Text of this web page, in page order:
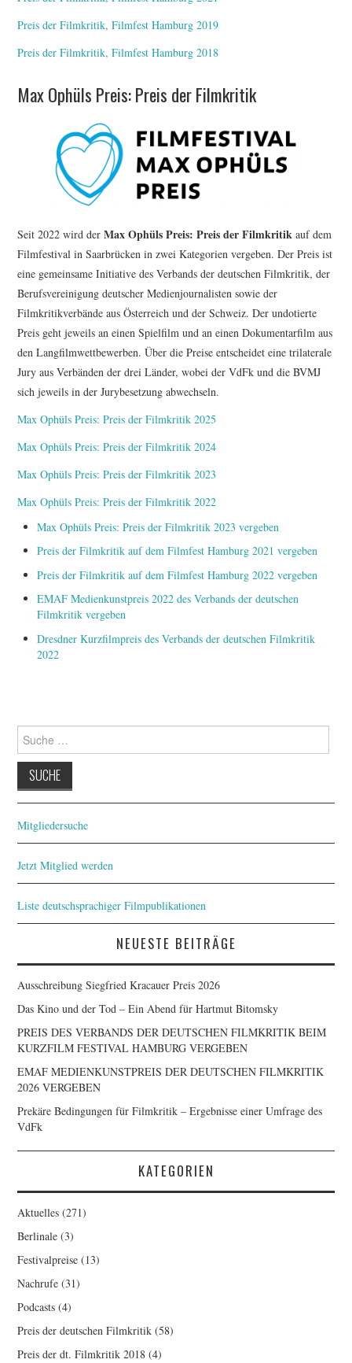
Preis der Filmkritik, Filmfest Hamburg 2019
Preis der Filmkritik, Filmfest Hamburg 2018
Max Ophüls Preis: Preis der Filmkritik
Seit 2022 wird derMax Ophüls Preis: Preis der Filmkritik auf dem
Filmfestival in Saarbrücken in zwei Kategorien vergeben. Der Preis ist
eine gemeinsame Initiative des Verbands der deutschen Filmkritik, der
Berufsvereinigung deutscher Medienjournalisten sowie der
Filmkritikverbände aus Österreich und der Schweiz. Der undotierte
Preis geht jeweils an einen Spielfilm und an einen Dokumentarfilm aus
den Langfilmwettbewerben. Über die Preise entscheidet eine trilaterale
Jury aus Verbänden der drei Länder, wobei der VdFk und die BVMJ
sich jeweils in der Jurybesetzung abwechseln.
Max Ophüls Preis: Preis der Filmkritik 2025
Max Ophüls Preis: Preis der Filmkritik 2024
Max Ophüls Preis: Preis der Filmkritik 2023
Max Ophüls Preis: Preis der Filmkritik 2022
Max Ophüls Preis: Preis der Filmkritik 2023 vergeben
Preis der Filmkritik auf dem Filmfest Hamburg 2021 vergeben
Preis der Filmkritik auf dem Filmfest Hamburg 2022 vergeben
EMAF Medienkunstpreis 2022 des Verbands der deutschen
Filmkritik vergeben
Dresdner Kurzfilmpreis des Verbands der deutschen Filmkritik
2022
Suche
nach:
Mitgliedersuche
Jetzt Mitglied werden
Liste deutschsprachiger Filmpublikationen
NEUESTE BEITRÄGE
Ausschreibung Siegfried Kracauer Preis 2026
Das Kino und der Tod – Ein Abend für Hartmut Bitomsky
PREIS DES VERBANDS DER DEUTSCHEN FILMKRITIK BEIM
KURZFILM FESTIVAL HAMBURG VERGEBEN
EMAF MEDIENKUNSTPREIS DER DEUTSCHEN FILMKRITIK
2026 VERGEBEN
Prekäre Bedingungen für Filmkritik – Ergebnisse einer Umfrage des
VdFk
KATEGORIEN
Aktuelles (271)
Berlinale (3)
Festivalpreise (13)
Nachrufe (31)
Podcasts (4)
Preis der deutschen Filmkritik (58)
Preis der dt. Filmkritik 2018 (4)